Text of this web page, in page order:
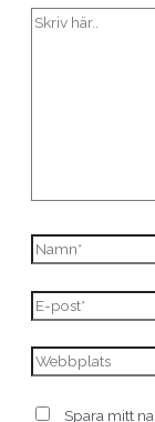
Spara mitt